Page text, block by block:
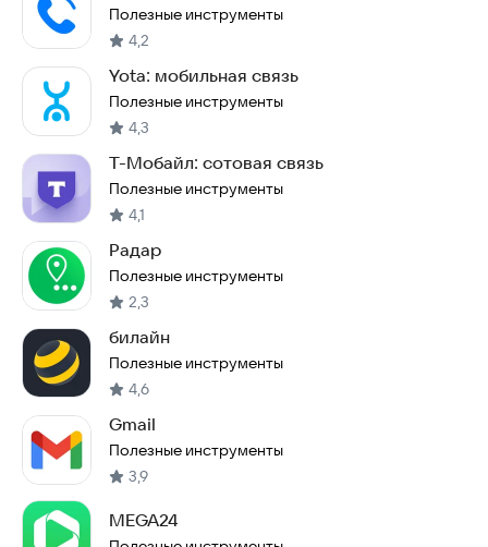
Полезные инструменты
4,2
Yota: мобильная связь
Полезные инструменты
4,3
Т-Мобайл: сотовая связь
Полезные инструменты
4,1
Радар
Полезные инструменты
2,3
билайн
Полезные инструменты
4,6
Gmail
Полезные инструменты
3,9
MEGA24